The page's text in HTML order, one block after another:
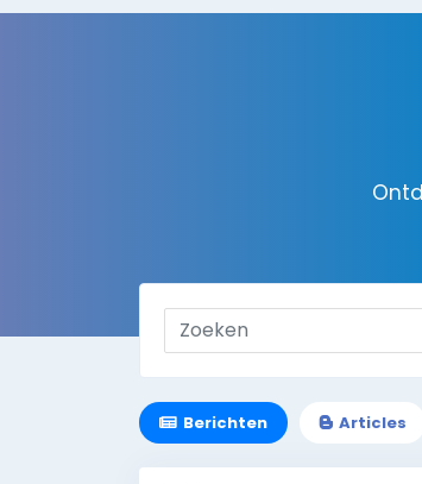
Berichten Articles